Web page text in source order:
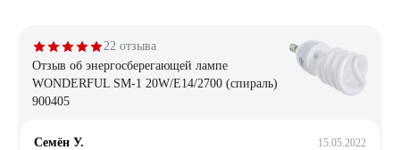
22 отзыва
Отзыв об энергосберегающей лампе
WONDERFUL SM-1 20W/E14/2700 (спираль)
900405
Семён У. 15.05.2022